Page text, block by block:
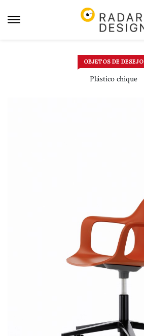
para
OBJETOS DE DESEJO
Plástico chique